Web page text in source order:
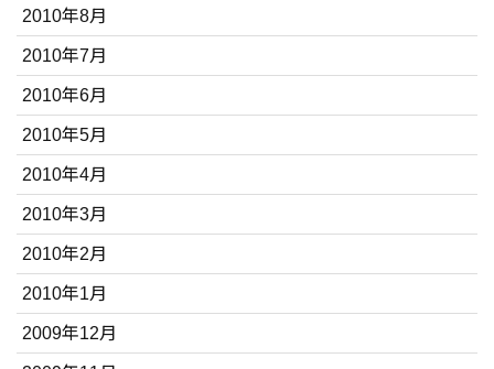
2010年8月
2010年7月
2010年6月
2010年5月
2010年4月
2010年3月
2010年2月
2010年1月
2009年12月